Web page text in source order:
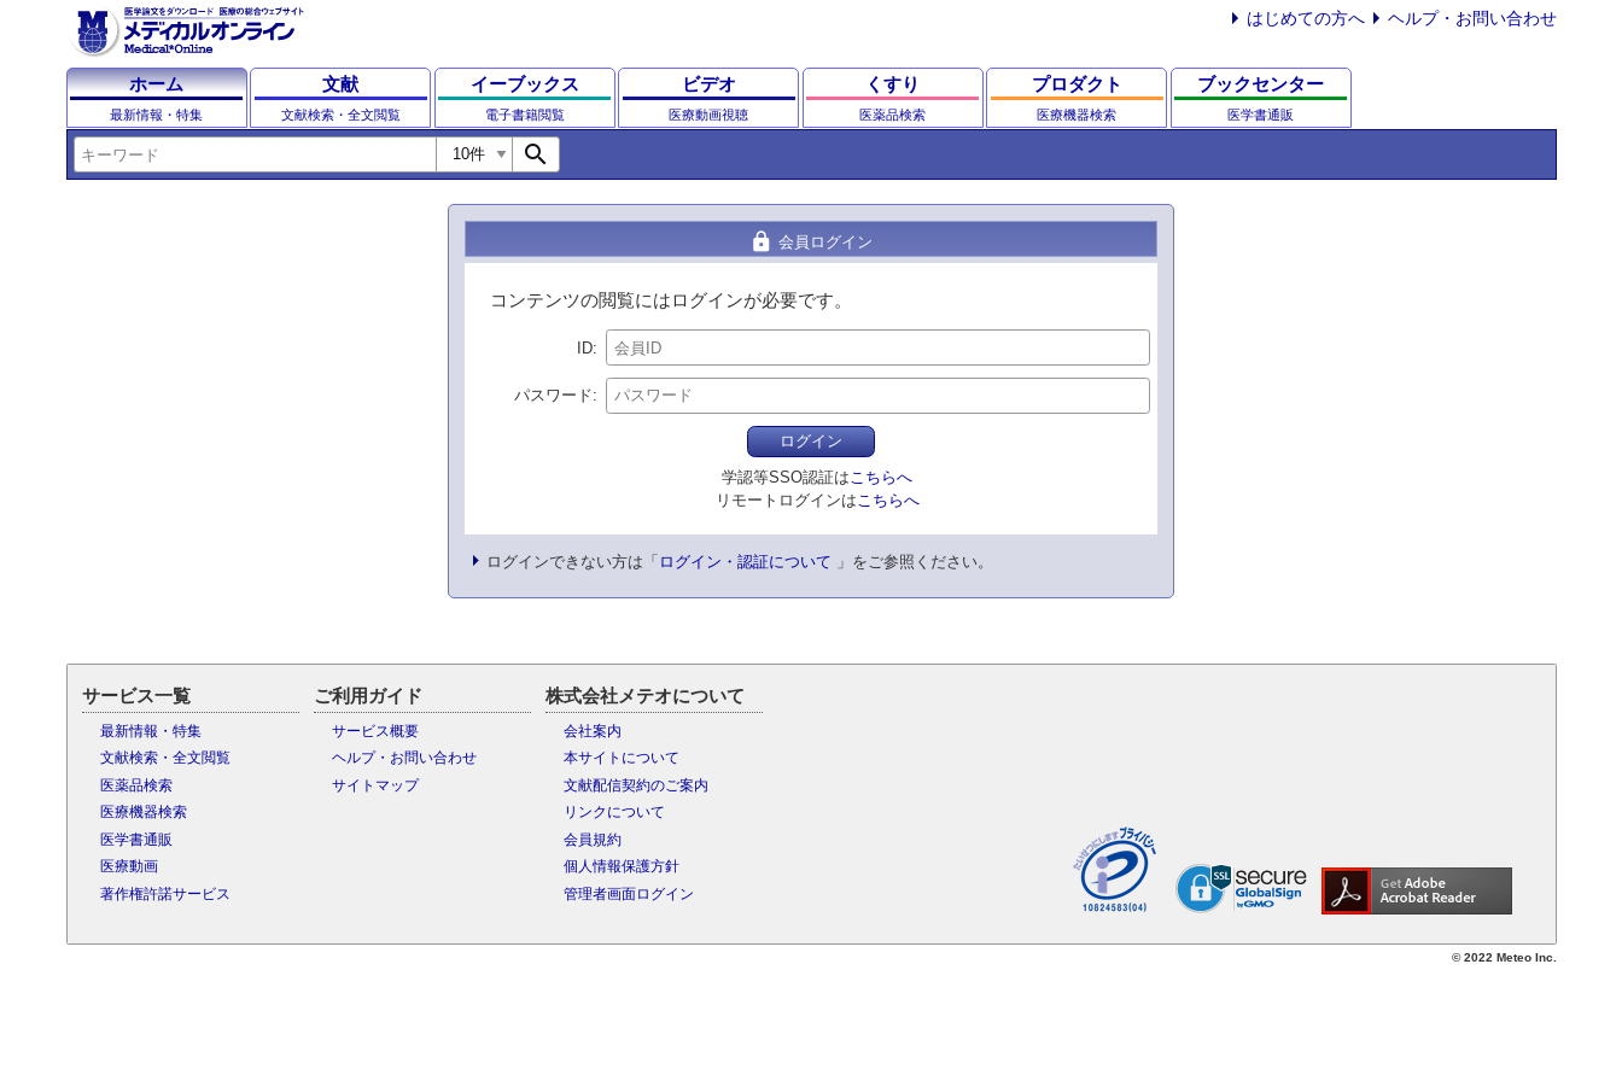
はじめての方へ ヘルプ・お問い合わせ
ホーム
最新情報・特集
文献
文献検索・全文閲覧
イーブックス
電子書籍閲覧
ビデオ
医療動画視聴
くすり
医薬品検索
プロダクト
医療機器検索
ブックセンター
医学書通販
search
lock 会員ログイン
コンテンツの閲覧にはログインが必要です。
ID
パスワード
ログイン
学認等SSO認証は こちらへ
リモートログインは こちらへ
ログインできない方は「 ログイン・認証について 」をご参照ください。
サービス一覧
最新情報・特集
文献検索・全文閲覧
医薬品検索
医療機器検索
医学書通販
医療動画
著作権許諾サービス
ご利用ガイド
サービス概要
ヘルプ・お問い合わせ
サイトマップ
株式会社メテオについて
会社案内
本サイトについて
文献配信契約のご案内
リンクについて
会員規約
個人情報保護方針
管理者画面ログイン
© 2022 Meteo Inc.